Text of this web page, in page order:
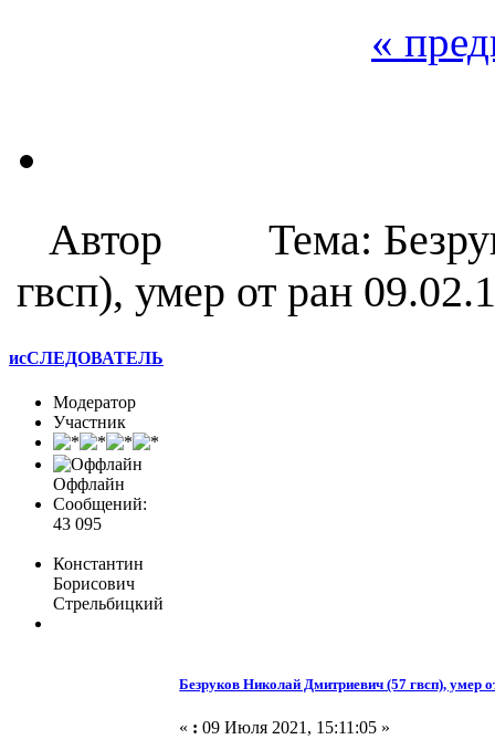
«
Автор
Тема:
гвсп), умер от ран
исСЛЕДОВАТЕЛЬ
Модератор
Участник
Оффлайн
Сообщений:
43 095
Константин
Борисович
Стрельбицкий
Безруков Николай Дмитриевич (57 гвсп), умер
« : 09 Июля 2021, 15:11:05 »